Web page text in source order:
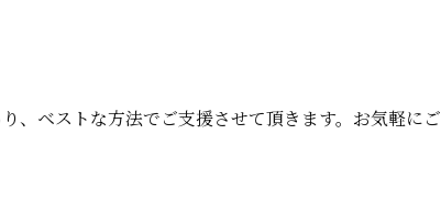
、ベストな方法でご支援させて頂きます。お気軽にご